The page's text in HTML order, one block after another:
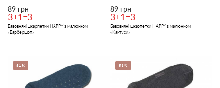
89 грн
3+1=3
Бавовняні шкарпетки HAPPY з малюнком
«Барбершоп»
89 грн
3+1=3
Бавовняні шкарпетки HAPPY з малюнком
«Кактуси»
51% 51%